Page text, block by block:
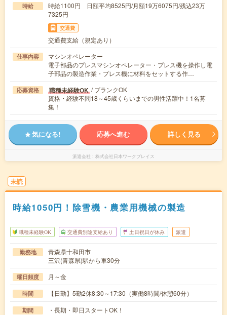
時給
時給1100円 日額平均8525円/月額19万6075円/残込23万
7325円
交通費
交通費支給（規定あり）
仕事内容
マシンオペレーター
電子部品のプレスマシンオペレーター・プレス機を操作し電
子部品の製造作業・プレス機に材料をセットする作…
応募資格 職種未経験OK / ブランクOK
資格・経験不問18～45歳くらいまでの男性活躍中！1名募
集！
気になる! 応募へ進む 詳しく見る
派遣会社 株式会社日本ワークプレイス
未読
時給1050円！除雪機・農業用機械の製造
職種未経験OK 交通費別途支給あり 土日祝日が休み 派遣
勤務地
青森県十和田市
三沢(青森県)駅から車30分
曜日頻度 月～金
時間 【日勤】5勤2休8:30～17:30（実働8時間/休憩60分）
期間 ・長期・即日スタートOK！